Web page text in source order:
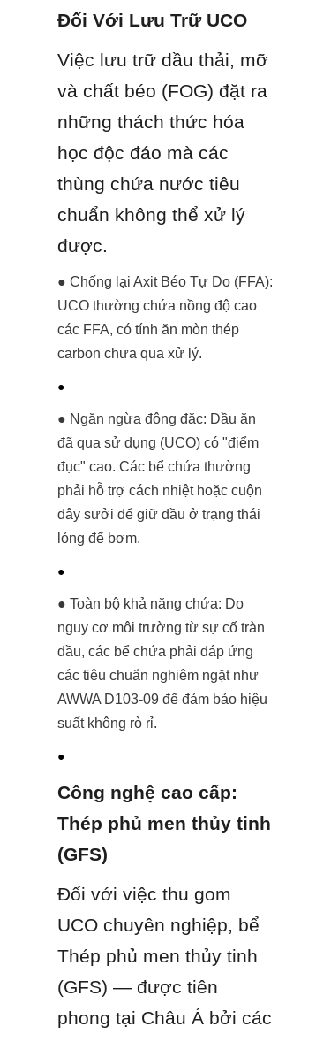
Đối Với Lưu Trữ UCO
Việc lưu trữ dầu thải, mỡ
và chất béo (FOG) đặt ra
những thách thức hóa
học độc đáo mà các
thùng chứa nước tiêu
chuẩn không thể xử lý
được.
● Chống lại Axit Béo Tự Do (FFA):
UCO thường chứa nồng độ cao
các FFA, có tính ăn mòn thép
carbon chưa qua xử lý.
●
● Ngăn ngừa đông đặc: Dầu ăn
đã qua sử dụng (UCO) có "điểm
đục" cao. Các bể chứa thường
phải hỗ trợ cách nhiệt hoặc cuộn
dây sưởi để giữ dầu ở trạng thái
lỏng để bơm.
●
● Toàn bộ khả năng chứa: Do
nguy cơ môi trường từ sự cố tràn
dầu, các bể chứa phải đáp ứng
các tiêu chuẩn nghiêm ngặt như
AWWA D103-09 để đảm bảo hiệu
suất không rò rỉ.
●
Công nghệ cao cấp:
Thép phủ men thủy tinh
(GFS)
Đối với việc thu gom
UCO chuyên nghiệp, bể
Thép phủ men thủy tinh
(GFS) — được tiên
phong tại Châu Á bởi các